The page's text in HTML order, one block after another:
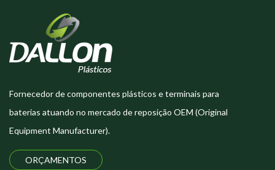
Fornecedor de componentes plásticos e terminais para
baterias atuando no mercado de reposição OEM (Original
Equipment Manufacturer).
ORÇAMENTOS